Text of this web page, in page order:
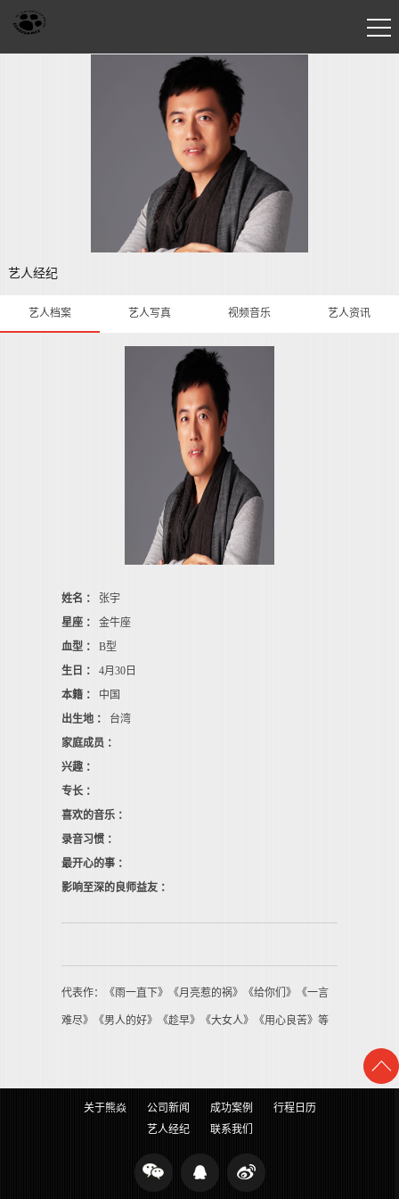
艺人经纪
艺人档案 艺人写真 视频音乐 艺人资讯
姓名 ：
张宇
星座 ：
金牛座
血型 ：
B型
生日 ： 4月30日
本籍 ：
中国
出生地 ：
台湾
家庭成员 ：
兴趣 ：
专长 ：
喜欢的音乐 ：
录音习惯 ：
最开心的事 ：
影响至深的良师益友 ：
代表作：《雨一直下》《月亮惹的祸》《给你们》《一言
难尽》《男人的好》《趁早》《大女人》《用心良苦》等
关于熊焱 公司新闻 成功案例
行程日历
艺人经纪
联系我们